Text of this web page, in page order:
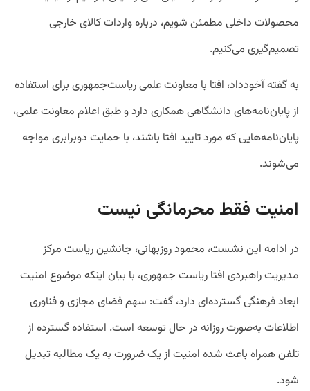
محصولات داخلی مطمئن شویم، درباره واردات کالای خارجی
تصمیم‌گیری می‌کنیم.
به گفته آخودداد، افتا با معاونت علمی ریاست‌جمهوری برای استفاده
از پایان‌نامه‌های دانشگاهی همکاری دارد و طبق اعلام معاونت علمی،
پایان‌نامه‌هایی که مورد تایید افتا باشند، با حمایت دوبرابری مواجه
می‌شوند.
امنیت فقط محرمانگی نیست
در ادامه این نشست، محمود روزبهانی، جانشین ریاست مرکز
مدیریت راهبردی افتا ریاست جمهوری، با بیان اینکه موضوع امنیت
ابعاد فرهنگی گسترده‌ای دارد، گفت: سهم فضای مجازی و فناوری
اطلاعات به‌صورت روزانه در حال توسعه است. استفاده گسترده از
تلفن همراه باعث شده امنیت از یک ضرورت به یک مطالبه تبدیل
شود.